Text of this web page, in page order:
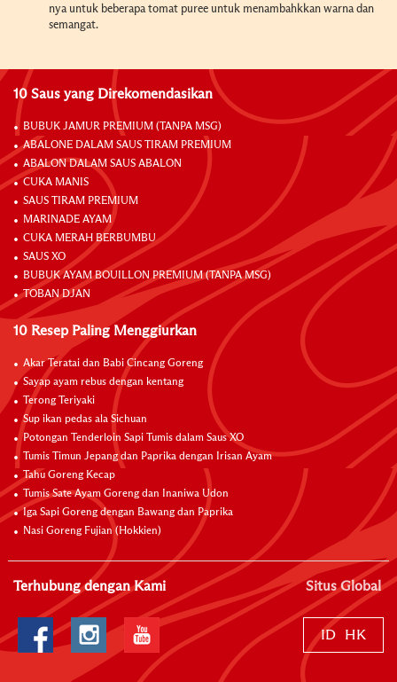
nya untuk beberapa tomat puree untuk menambahkkan warna dan
semangat.
10 Saus yang Direkomendasikan
BUBUK JAMUR PREMIUM (TANPA MSG)
ABALONE DALAM SAUS TIRAM PREMIUM
ABALON DALAM SAUS ABALON
CUKA MANIS
SAUS TIRAM PREMIUM
MARINADE AYAM
CUKA MERAH BERBUMBU
SAUS XO
BUBUK AYAM BOUILLON PREMIUM (TANPA MSG)
TOBAN DJAN
10 Resep Paling Menggiurkan
Akar Teratai dan Babi Cincang Goreng
Sayap ayam rebus dengan kentang
Terong Teriyaki
Sup ikan pedas ala Sichuan
Potongan Tenderloin Sapi Tumis dalam Saus XO
Tumis Timun Jepang dan Paprika dengan Irisan Ayam
Tahu Goreng Kecap
Tumis Sate Ayam Goreng dan Inaniwa Udon
Iga Sapi Goreng dengan Bawang dan Paprika
Nasi Goreng Fujian (Hokkien)
Terhubung dengan Kami Situs Global
ID HK